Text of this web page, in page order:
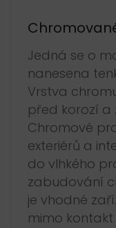
Jedná se o
nanesena
Vrstva
před korozí a
Chromové
exteriérů a
do vlhkého
zabudování
je vhodné
mimo kontakt